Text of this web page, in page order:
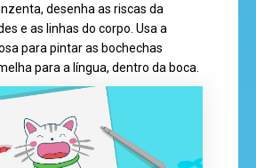
desenha as riscas da
e as linhas do corpo. Usa a
para pintar as bochechas
para a língua, dentro da boca.